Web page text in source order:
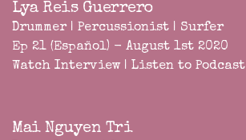
Lya Reis Guerrero
Drummer | Percussionist | Surfer
Ep 21 (Español) - August 1st 2020
Watch Interview | Listen to Podcast
Mai Nguyen Tri